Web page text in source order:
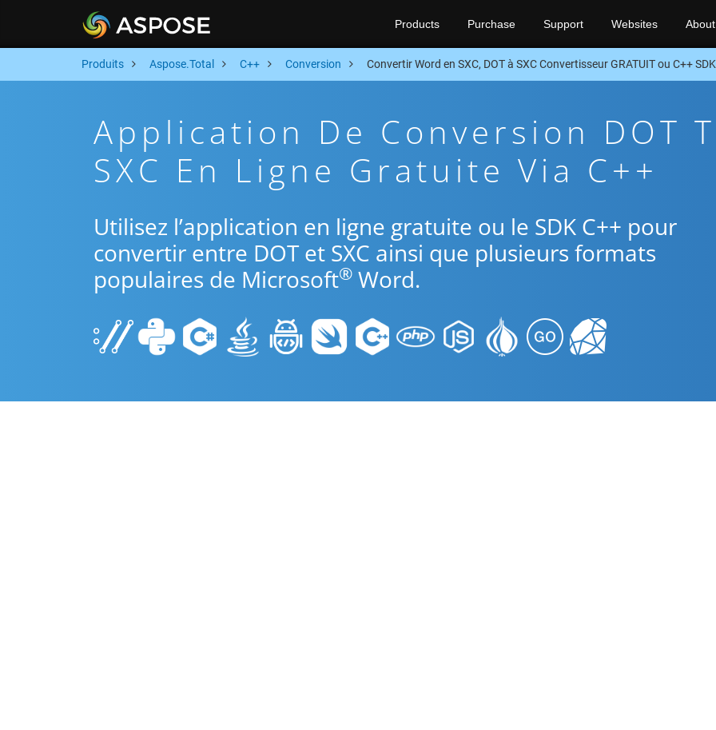
Products Purchase Support Websites About
Produits Aspose.Total C++ Conversion Convertir Word en SXC, DOT à SXC Convertisseur GRATUIT ou C++ SDK
Application De Conversion DOT
SXC En Ligne Gratuite Via C++
Utilisez l’application en ligne gratuite ou le SDK C++ pour
convertir entre DOT et SXC ainsi que plusieurs formats
populaires de Microsoft® Word.